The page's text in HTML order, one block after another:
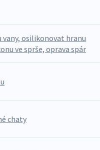
vany, osilikonovat hranu
ve sprše, oprava spár
chaty